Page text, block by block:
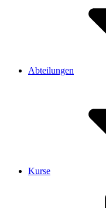
Abteilungen
Kurse